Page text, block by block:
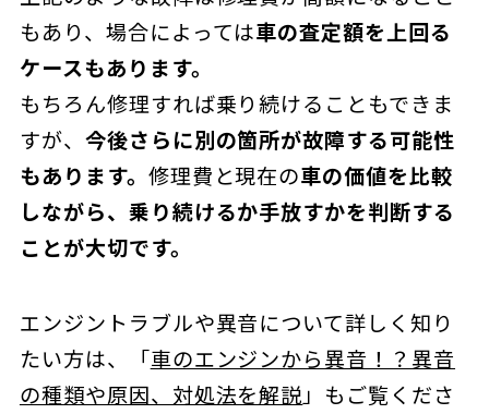
もあり、場合によっては車の査定額を上回る
ケースもあります。
もちろん修理すれば乗り続けることもできま
すが、 今後さらに別の箇所が故障する可能性
もあります。 修理費と現在の車の価値を比較
しながら、乗り続けるか手放すかを判断する
ことが大切です。
エンジントラブルや異音について詳しく知り
たい方は、「車のエンジンから異音！？異音
の種類や原因、対処法を解説」もご覧くださ